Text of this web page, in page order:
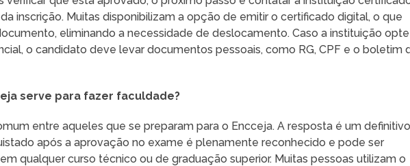
inscrição. Muitas disponibilizam a opção de emitir o certificado digital, o que
eliminando a necessidade de deslocamento. Caso a instituição opte
o candidato deve levar documentos pessoais, como RG, CPF e o boletim
serve para fazer faculdade?
entre aqueles que se preparam para o Encceja. A resposta é um definitivo
após a aprovação no exame é plenamente reconhecido e pode ser
qualquer curso técnico ou de graduação superior. Muitas pessoas utilizam o